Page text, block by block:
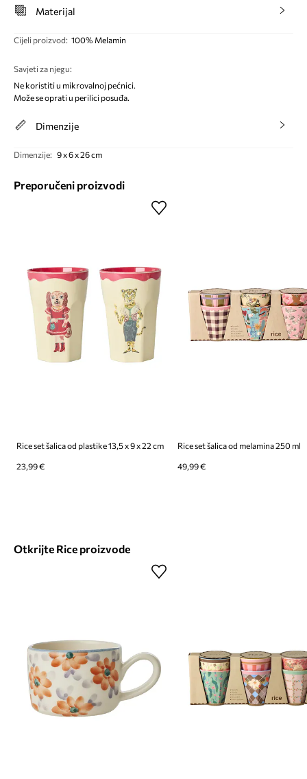
Materijal
Cijeli proizvod: 100% Melamin
Savjeti za njegu:
Ne koristiti u mikrovalnoj pećnici.
Može se oprati u perilici posuđa.
Dimenzije
Dimenzije: 9 x 6 x 26 cm
Preporučeni proizvodi
Rice set šalica od plastike 13,5 x 9 x 22 cm
23,99 €
Rice set šalica od melamina 250 ml
49,99 €
Otkrijte Rice proizvode